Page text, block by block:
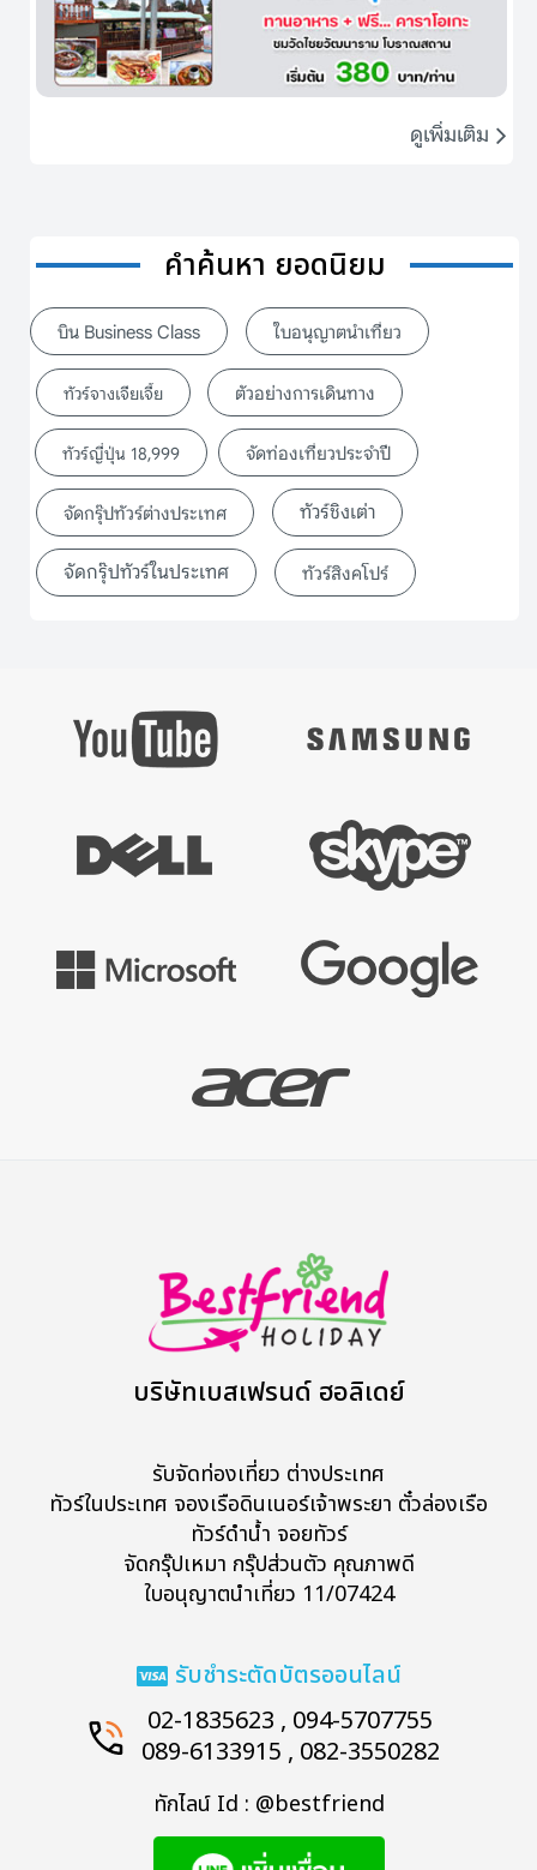
ดูเพิ่มเติม
คำค้นหา ยอดนิยม
บิน Business Class ใบอนุญาตนำเที่ยว
ทัวร์จางเจียเจี้ย ตัวอย่างการเดินทาง
ทัวร์ญี่ปุ่น 18,999 จัดท่องเที่ยวประจำปี
จัดกรุ๊ปทัวร์ต่างประเทศ ทัวร์ชิงเต่า
จัดกรุ๊ปทัวร์ในประเทศ ทัวร์สิงคโปร์
บริษัทเบสเฟรนด์ ฮอลิเดย์
รับจัดท่องเที่ยว ต่างประเทศ
ทัวร์ในประเทศ จองเรือดินเนอร์เจ้าพระยา ตั๋วล่องเรือ
ทัวร์ดำน้ำ จอยทัวร์
จัดกรุ๊ปเหมา กรุ๊ปส่วนตัว คุณภาพดี
ใบอนุญาตนำเที่ยว 11/07424
รับชำระตัดบัตรออนไลน์
02-1835623 , 094-5707755
089-6133915 , 082-3550282
ทักไลน์ Id : @bestfriend